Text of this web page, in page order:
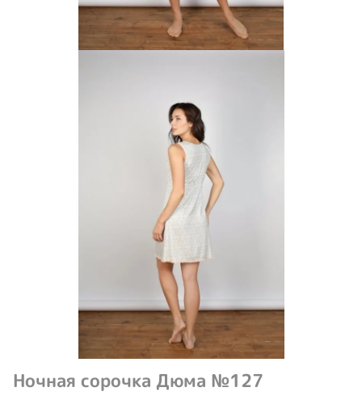
Ночная сорочка Дюма №127